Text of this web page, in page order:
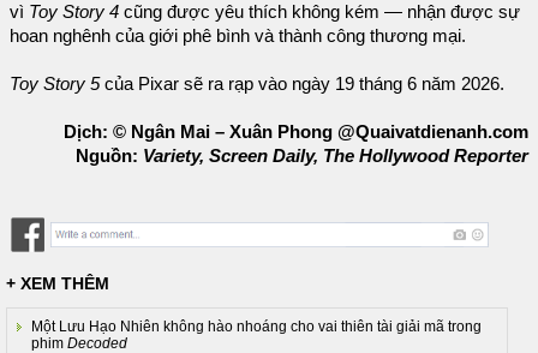
vì Toy Story 4 cũng được yêu thích không kém — nhận được sự
hoan nghênh của giới phê bình và thành công thương mại.
Toy Story 5của Pixar sẽ ra rạp vào ngày 19 tháng 6 năm 2026.
Dịch: © Ngân Mai – Xuân Phong @Quaivatdienanh.com
Nguồn: Variety, Screen Daily, The Hollywood Reporter
+ XEM THÊM
Một Lưu Hạo Nhiên không hào nhoáng cho vai thiên tài giải mã trong
phim Decoded